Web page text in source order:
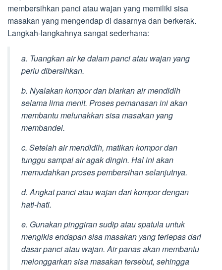
membersihkan panci atau wajan yang memiliki sisa
masakan yang mengendap di dasarnya dan berkerak.
Langkah-langkahnya sangat sederhana:
a. Tuangkan air ke dalam panci atau wajan yang
perlu dibersihkan.
b. Nyalakan kompor dan biarkan air mendidih
selama lima menit. Proses pemanasan ini akan
membantu melunakkan sisa masakan yang
membandel.
c. Setelah air mendidih, matikan kompor dan
tunggu sampai air agak dingin. Hal ini akan
memudahkan proses pembersihan selanjutnya.
d. Angkat panci atau wajan dari kompor dengan
hati-hati.
e. Gunakan pinggiran sudip atau spatula untuk
mengikis endapan sisa masakan yang terlepas dari
dasar panci atau wajan. Air panas akan membantu
melonggarkan sisa masakan tersebut, sehingga